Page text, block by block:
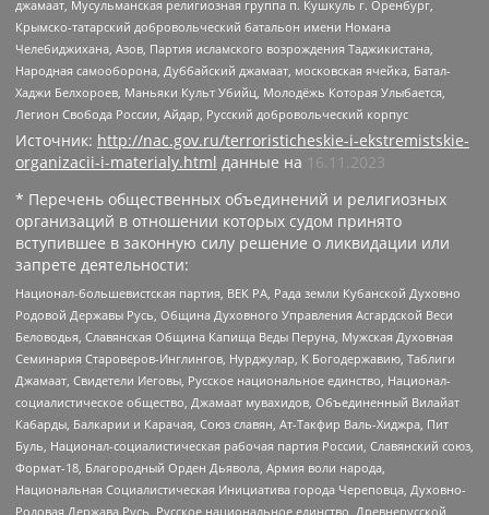
джамаат, Мусульманская религиозная группа п. Кушкуль г. Оренбург,
Крымско-татарский добровольческий батальон имени Номана
Челебиджихана, Азов, Партия исламского возрождения Таджикистана,
Народная самооборона, Дуббайский джамаат, московская ячейка, Батал-
Хаджи Белхороев, Маньяки Культ Убийц, Молодёжь Которая Улыбается,
Легион Свобода России, Айдар, Русский добровольческий корпус
Источник: http://nac.gov.ru/terroristicheskie-i-ekstremistskie-
organizacii-i-materialy.html данные на 16.11.2023
* Перечень общественных объединений и религиозных
организаций в отношении которых судом принято
вступившее в законную силу решение о ликвидации или
запрете деятельности:
Национал-большевистская партия, ВЕК РА, Рада земли Кубанской Духовно
Родовой Державы Русь, Община Духовного Управления Асгардской Веси
Беловодья, Славянская Община Капища Веды Перуна, Мужская Духовная
Семинария Староверов-Инглингов, Нурджулар, К Богодержавию, Таблиги
Джамаат, Свидетели Иеговы, Русское национальное единство, Национал-
социалистическое общество, Джамаат мувахидов, Объединенный Вилайат
Кабарды, Балкарии и Карачая, Союз славян, Ат-Такфир Валь-Хиджра, Пит
Буль, Национал-социалистическая рабочая партия России, Славянский союз,
Формат-18, Благородный Орден Дьявола, Армия воли народа,
Национальная Социалистическая Инициатива города Череповца, Духовно-
Родовая Держава Русь, Русское национальное единство, Древнерусской